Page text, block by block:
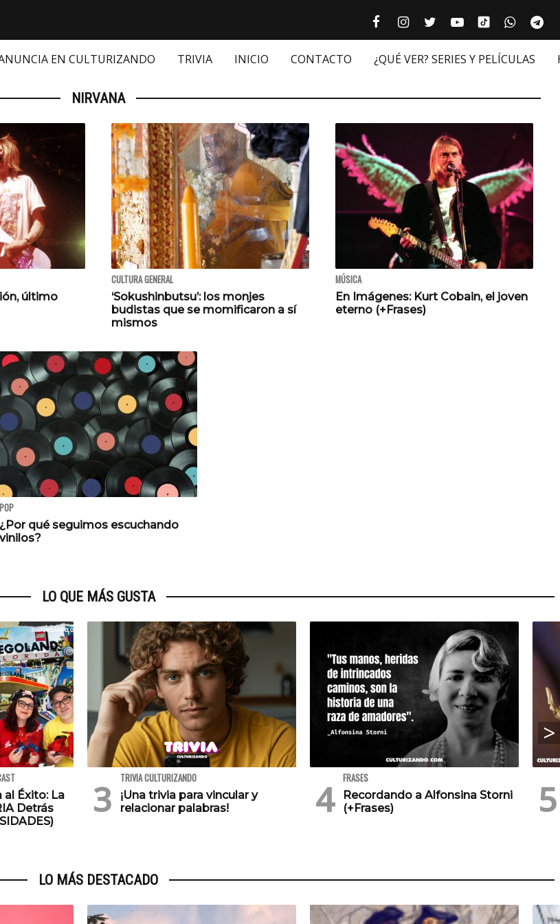
 Facebook culturizando.com |
 Instagram
 Twitter
 Youtube
Tiktok
 
EN CULTURIZANDO TRIVIA INICIO CONTACTO ¿QUÉ VER? SERIES Y PELÍCULAS
NIRVANA
último
CULTURA GENERAL
‘Sokushinbutsu’: los monjes
budistas que se momificaron a sí
mismos
MÚSICA
En Imágenes: Kurt Cobain, el joven
eterno (+Frases)
POP
¿Por qué seguimos escuchando
vinilos?
LO QUE MÁS GUSTA
al Éxito: La
Detrás
TRIVIA CULTURIZANDO
¡Una trivia para vincular y
relacionar palabras!
FRASES
Recordando a Alfonsina Storni
(+Frases)
LO MÁS DESTACADO